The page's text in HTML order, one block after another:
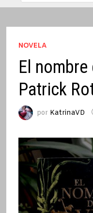
NOVELA
El
Patrick
por KatrinaVD